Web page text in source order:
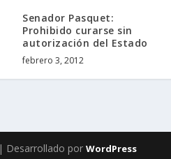
Senador Pasquet:
Prohibido curarse sin
autorización del Estado
febrero 3, 2012
| Desarrollado porWordPress